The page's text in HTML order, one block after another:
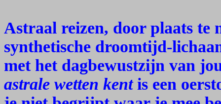
Astraal reizen, door plaats te
synthetische droomtijd-
met het dagbewustzijn van
astrale wetten kentis een